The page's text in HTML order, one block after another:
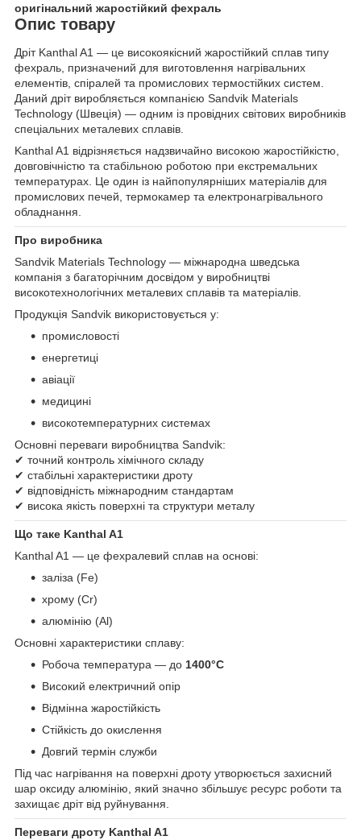
оригінальний жаростійкий фехраль
Опис товару
Дріт Kanthal A1 — це високоякісний жаростійкий сплав типу
фехраль, призначений для виготовлення нагрівальних
елементів, спіралей та промислових термостійких систем.
Даний дріт виробляється компанією Sandvik Materials
Technology (Швеція) — одним із провідних світових виробників
спеціальних металевих сплавів.
Kanthal A1 відрізняється надзвичайно високою жаростійкістю,
довговічністю та стабільною роботою при екстремальних
температурах. Це один із найпопулярніших матеріалів для
промислових печей, термокамер та електронагрівального
обладнання.
Про виробника
Sandvik Materials Technology — міжнародна шведська
компанія з багаторічним досвідом у виробництві
високотехнологічних металевих сплавів та матеріалів.
Продукція Sandvik використовується у:
промисловості
енергетиці
авіації
медицині
високотемпературних системах
Основні переваги виробництва Sandvik:
✔ точний контроль хімічного складу
✔ стабільні характеристики дроту
✔ відповідність міжнародним стандартам
✔ висока якість поверхні та структури металу
Що таке Kanthal A1
Kanthal A1 — це фехралевий сплав на основі:
заліза (Fe)
хрому (Cr)
алюмінію (Al)
Основні характеристики сплаву:
Робоча температура — до 1400°C
Високий електричний опір
Відмінна жаростійкість
Стійкість до окислення
Довгий термін служби
Під час нагрівання на поверхні дроту утворюється захисний
шар оксиду алюмінію, який значно збільшує ресурс роботи та
захищає дріт від руйнування.
Переваги дроту Kanthal A1